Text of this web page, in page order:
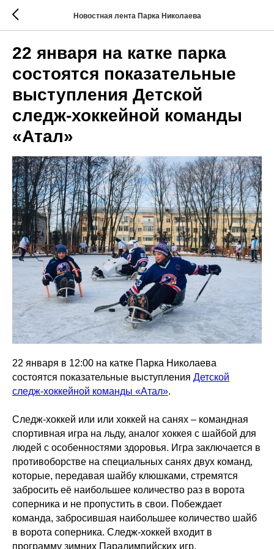
Новостная лента Парка Николаева
22 января на катке парка
состоятся показательные
выступления Детской
следж-хоккейной команды
«Атал»
22 января в 12:00 на катке Парка Николаева
состоятся показательные выступления Детской
следж-хоккейной команды «Атал».
Следж-хоккей или или хоккей на санях – командная
спортивная игра на льду, аналог хоккея с шайбой для
людей с особенностями здоровья. Игра заключается в
противоборстве на специальных санях двух команд,
которые, передавая шайбу клюшками, стремятся
забросить её наибольшее количество раз в ворота
соперника и не пропустить в свои. Побеждает
команда, забросившая наибольшее количество шайб
в ворота соперника. Следж-хоккей входит в
программу зимних Паралимпийских игр.